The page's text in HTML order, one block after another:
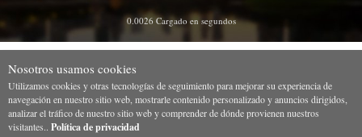
0.0026 Cargado en segundos
Nosotros usamos cookies
Utilizamos cookies y otras tecnologías de seguimiento para mejorar su experiencia de
navegación en nuestro sitio web, mostrarle contenido personalizado y anuncios dirigidos,
analizar el tráfico de nuestro sitio web y comprender de dónde provienen nuestros
visitantes.. Política de privacidad